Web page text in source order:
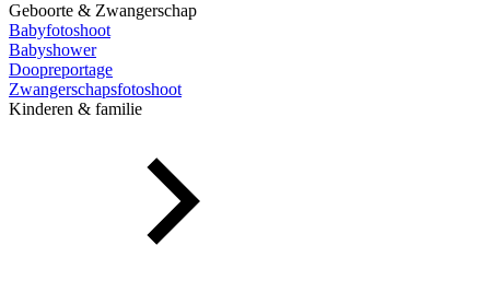
Geboorte & Zwangerschap
Babyfotoshoot
Babyshower
Doopreportage
Zwangerschapsfotoshoot
Kinderen & familie